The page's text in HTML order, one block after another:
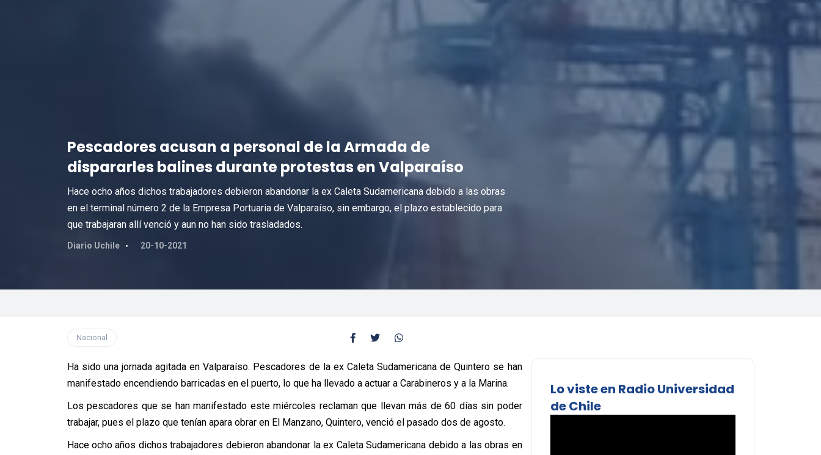
Pescadores acusan a personal de la Armada de
dispararles balines durante protestas en Valparaíso
Hace ocho años dichos trabajadores debieron abandonar la ex Caleta Sudamericana debido a las obras
en el terminal número 2 de la Empresa Portuaria de Valparaíso, sin embargo, el plazo establecido para
que trabajaran allí venció y aun no han sido trasladados.
Diario Uchile 20-10-2021
Nacional
Ha sido una jornada agitada en Valparaíso. Pescadores de la ex Caleta Sudamericana de Quintero se han
manifestado encendiendo barricadas en el puerto, lo que ha llevado a actuar a Carabineros y a la Marina.
Los pescadores que se han manifestado este miércoles reclaman que llevan más de 60 días sin poder
trabajar, pues el plazo que tenían apara obrar en El Manzano, Quintero, venció el pasado dos de agosto.
Hace ocho años dichos trabajadores debieron abandonar la ex Caleta Sudamericana debido a las obras en
Lo viste en Radio Universidad
de Chile